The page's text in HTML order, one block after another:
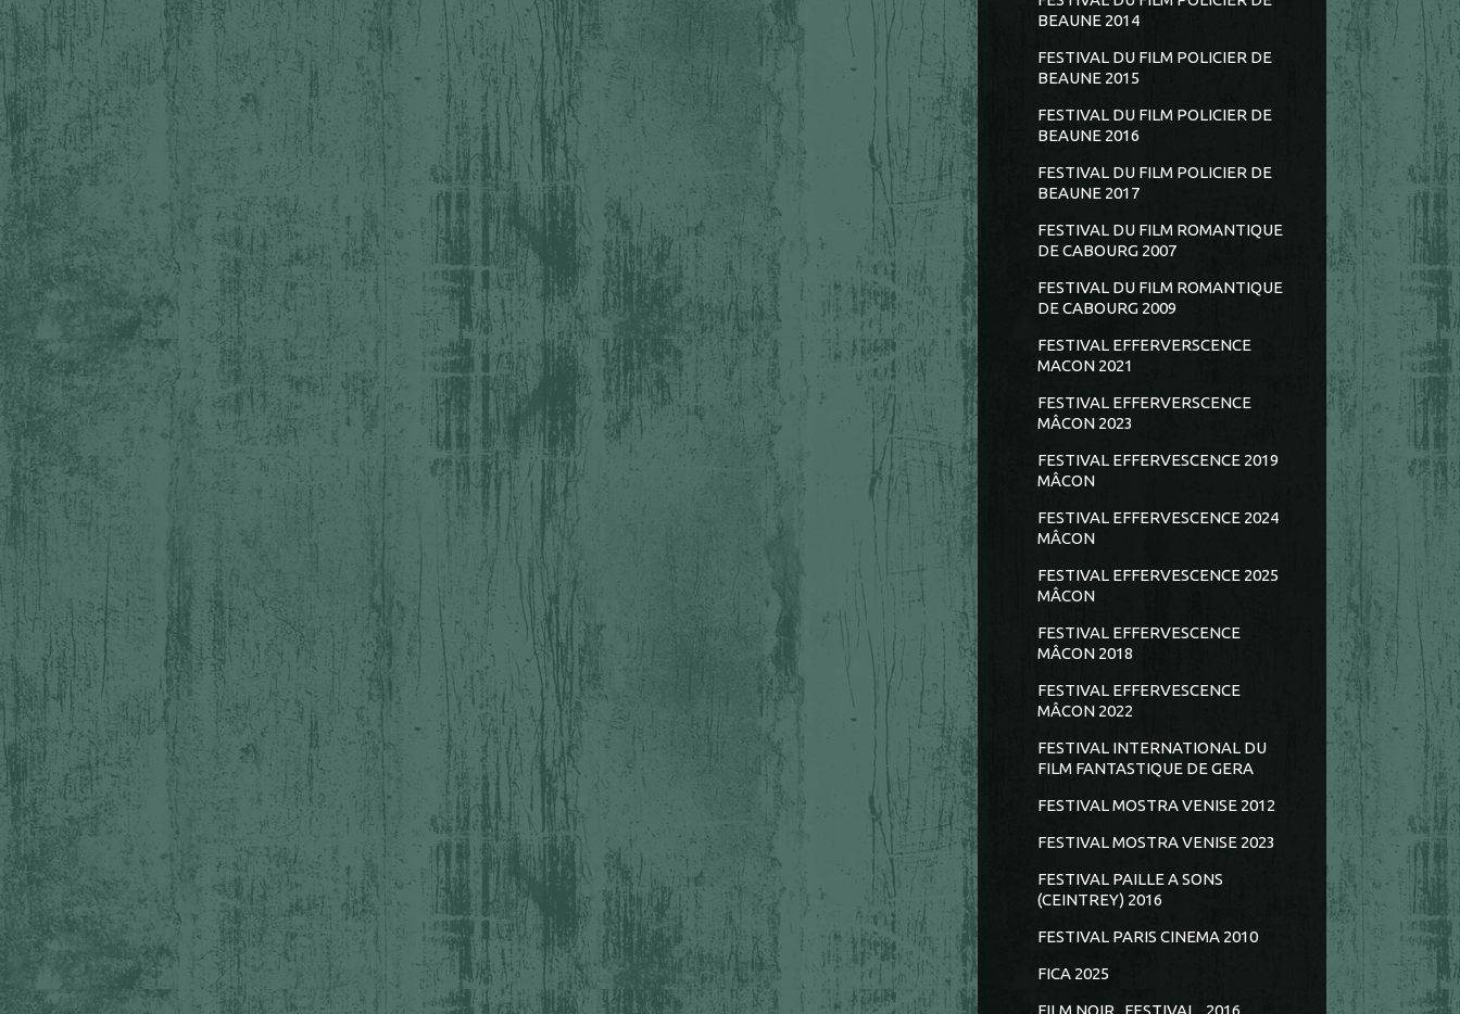
BEAUNE 2014
FESTIVAL DU FILM POLICIER DE
BEAUNE 2015
FESTIVAL DU FILM POLICIER DE
BEAUNE 2016
FESTIVAL DU FILM POLICIER DE
BEAUNE 2017
FESTIVAL DU FILM ROMANTIQUE
DE CABOURG 2007
FESTIVAL DU FILM ROMANTIQUE
DE CABOURG 2009
FESTIVAL EFFERVERSCENCE
MACON 2021
FESTIVAL EFFERVERSCENCE
MÂCON 2023
FESTIVAL EFFERVESCENCE 2019
MÂCON
FESTIVAL EFFERVESCENCE 2024
MÂCON
FESTIVAL EFFERVESCENCE 2025
MÂCON
FESTIVAL EFFERVESCENCE
MÂCON 2018
FESTIVAL EFFERVESCENCE
MÂCON 2022
FESTIVAL INTERNATIONAL DU
FILM FANTASTIQUE DE GERA
FESTIVAL MOSTRA VENISE 2012
FESTIVAL MOSTRA VENISE 2023
FESTIVAL PAILLE A SONS
(CEINTREY) 2016
FESTIVAL PARIS CINEMA 2010
FICA 2025